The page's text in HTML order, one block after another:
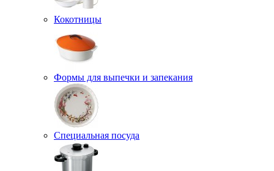
Кокотницы
Формы для выпечки и запекания
Специальная посуда